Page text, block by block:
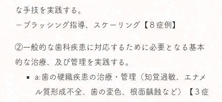
な手技を実践する。
－ブラッシング指導、スケーリング【８症例】
②一般的な歯科疾患に対応するために必要となる基本
的な治療、及び管理を実践する。
a:歯の硬織疾患の治療・管理（知覚過敏、エナメ
ル質形成不全、歯の変色、根面齲蝕など）【３症